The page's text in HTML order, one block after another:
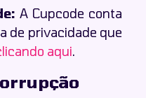
A Cupcode conta
de privacidade que
aqui.